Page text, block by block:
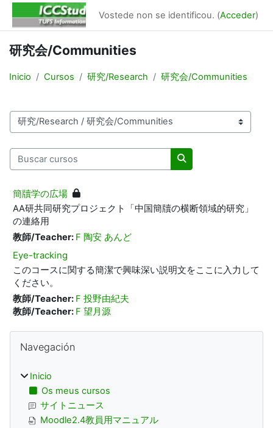
Ir ao contido principal
Vostede non se identificou. (Acceder)
研究会/Communities
Inicio Cursos 研究/Research 研究会/Communities
Categorías de cursos
Buscar cursos
Buscar cursos
簡牘学の広場
AA研共同研究プロジェクト「中国簡牘の横断領域的研究」
の連絡用
教師/Teacher: F 陶安 あんど
Eye-tracking
このコースに関する簡潔で興味深い説明文をここに入力して
ください。
教師/Teacher: F 投野由紀夫
教師/Teacher: F 望月源
Bloques
Navegación
Inicio
Os meus cursos
サイトニュース
Moodle2.4教員用マニュアル